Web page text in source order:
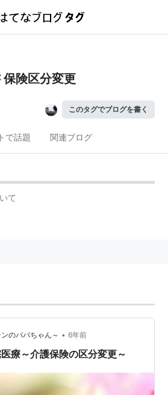
保険区分変更
このタグでブログを書く
で話題 関連ブログ
て
のパパちゃん～ • 6年前
療～介護保険の区分変更～